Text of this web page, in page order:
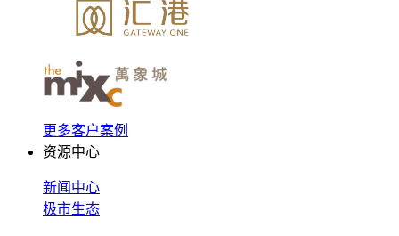
更多客户案例
资源中心
新闻中心
极市生态